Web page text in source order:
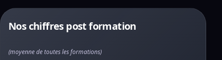
Nos chiffres post formation
(moyenne de toutes les formations)